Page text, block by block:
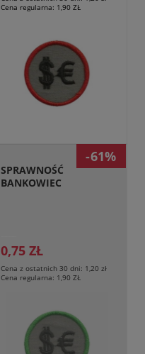
Cena regularna: 1,90 ZŁ
SPRAWNOŚĆ
BANKOWIEC
0,75 ZŁ
Cena z ostatnich 30 dni: 1,20 zł
Cena regularna: 1,90 ZŁ
-61%